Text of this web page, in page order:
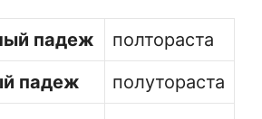
падеж
полтораста
падеж
полутораста